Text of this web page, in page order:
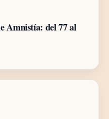
Amnistía: del 77 al